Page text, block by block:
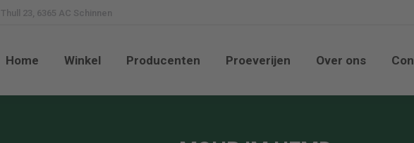
Thull 23, 6365 AC Schinnen
Home Winkel Producenten Proeverijen Over ons